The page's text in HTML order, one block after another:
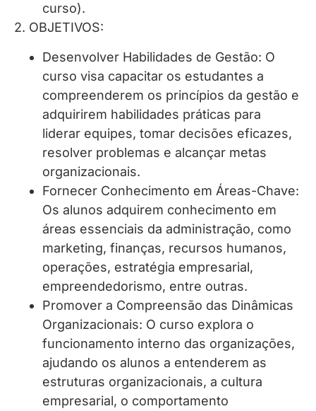
curso).
2. OBJETIVOS:
Desenvolver Habilidades de Gestão: O
curso visa capacitar os estudantes a
compreenderem os princípios da gestão e
adquirirem habilidades práticas para
liderar equipes, tomar decisões eficazes,
resolver problemas e alcançar metas
organizacionais.
Fornecer Conhecimento em Áreas-Chave:
Os alunos adquirem conhecimento em
áreas essenciais da administração, como
marketing, finanças, recursos humanos,
operações, estratégia empresarial,
empreendedorismo, entre outras.
Promover a Compreensão das Dinâmicas
Organizacionais: O curso explora o
funcionamento interno das organizações,
ajudando os alunos a entenderem as
estruturas organizacionais, a cultura
empresarial, o comportamento